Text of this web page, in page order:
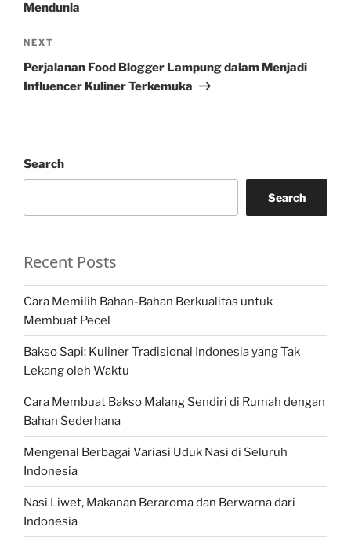
Mendunia
Next
Post
NEXT
Perjalanan Food Blogger Lampung dalam Menjadi
Influencer Kuliner Terkemuka
Search
Search
Recent Posts
Cara Memilih Bahan-Bahan Berkualitas untuk
Membuat Pecel
Bakso Sapi: Kuliner Tradisional Indonesia yang Tak
Lekang oleh Waktu
Cara Membuat Bakso Malang Sendiri di Rumah dengan
Bahan Sederhana
Mengenal Berbagai Variasi Uduk Nasi di Seluruh
Indonesia
Nasi Liwet, Makanan Beraroma dan Berwarna dari
Indonesia